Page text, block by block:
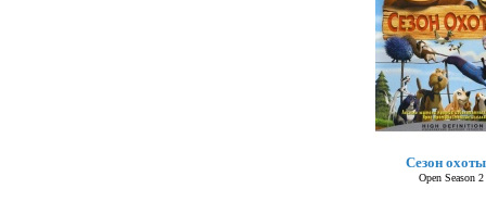
Сезон
Open Season 2